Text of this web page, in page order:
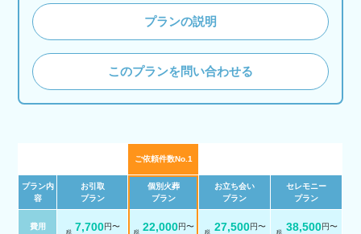
プランの説明
このプランを問い合わせる
ご依頼件数No.1
プラン内
容
お引取
プラン
個別火葬
プラン
お立ち会い
プラン
セレモニー
プラン
費用 7,700円〜 22,000円〜 27,500円〜 38,500円〜